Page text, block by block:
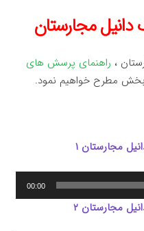
مجارستان
، راهنمای پرسش های
بخش مطرح خواهیم نمود.
مجارستان ۱
00:00
مجارستان ۲